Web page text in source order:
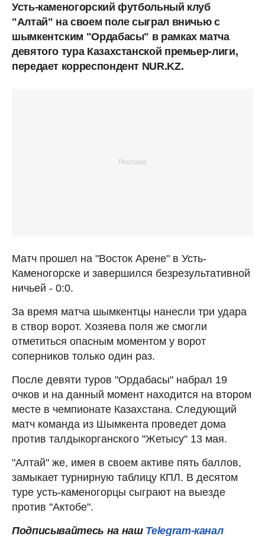
Усть-каменогорский футбольный клуб
"Алтай" на своем поле сыграл вничью с
шымкентским "Ордабасы" в рамках матча
девятого тура Казахстанской премьер-лиги,
передает корреспондент NUR.KZ.
Матч прошел на "Восток Арене" в Усть-
Каменогорске и завершился безрезультативной
ничьей - 0:0.
За время матча шымкентцы нанесли три удара
в створ ворот. Хозяева поля же смогли
отметиться опасным моментом у ворот
соперников только один раз.
После девяти туров "Ордабасы" набрал 19
очков и на данный момент находится на втором
месте в чемпионате Казахстана. Следующий
матч команда из Шымкента проведет дома
против талдыкорганского "Жетысу" 13 мая.
"Алтай" же, имея в своем активе пять баллов,
замыкает турнирную таблицу КПЛ. В десятом
туре усть-каменогорцы сыграют на выезде
против "Актобе".
Подписывайтесь на наш Telegram-канал